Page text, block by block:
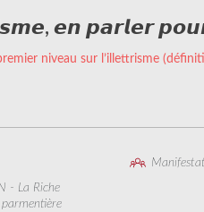
𝙚𝙣 𝙥𝙖𝙧𝙡𝙚𝙧
niveau sur l’illettrisme
- La Riche